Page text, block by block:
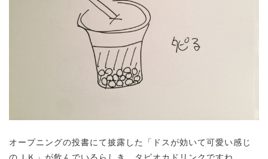
オープニングの投書にて披露した「ドスが効いて可愛い感じ